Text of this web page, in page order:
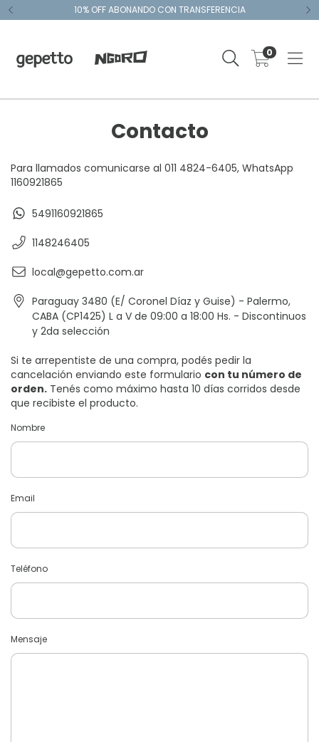
10% OFF ABONANDO CON TRANSFERENCIA
0
Contacto
Para llamados comunicarse al 011 4824-6405, WhatsApp
1160921865
5491160921865
1148246405
local@gepetto.com.ar
Paraguay 3480 (E/ Coronel Díaz y Guise) - Palermo,
CABA (CP1425) L a V de 09:00 a 18:00 Hs. - Discontinuos
y 2da selección
Si te arrepentiste de una compra, podés pedir la
cancelación enviando este formulario con tu número de
orden. Tenés como máximo hasta 10 días corridos desde
que recibiste el producto.
Nombre
Email
Teléfono
Mensaje